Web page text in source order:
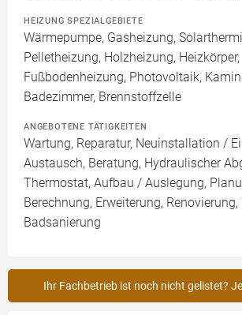
HEIZUNG SPEZIALGEBIETE
Wärmepumpe, Gasheizung,
Pelletheizung, Holzheizung, Heizkörper,
Fußbodenheizung, Photovoltaik,
Badezimmer, Brennstoffzelle
ANGEBOTENE TÄTIGKEITEN
Wartung, Reparatur, Neuinstallation /
Austausch, Beratung, Hydraulischer
Thermostat, Aufbau / Auslegung,
Berechnung, Erweiterung,
Badsanierung
Ihr Fachbetrieb ist noch nicht gelistet?